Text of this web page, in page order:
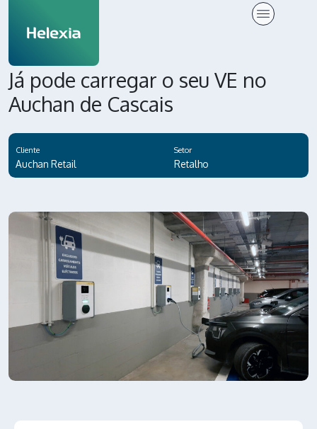
Já pode carregar o seu VE no
Auchan de Cascais
Cliente
Auchan Retail
Setor
Retalho